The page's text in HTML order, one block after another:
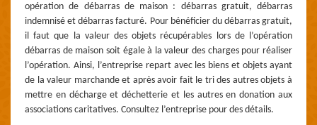
opération de débarras de maison : débarras gratuit, débarras
indemnisé et débarras facturé. Pour bénéficier du débarras gratuit,
il faut que la valeur des objets récupérables lors de l’opération
débarras de maison soit égale à la valeur des charges pour réaliser
l’opération. Ainsi, l’entreprise repart avec les biens et objets ayant
de la valeur marchande et après avoir fait le tri des autres objets à
mettre en décharge et déchetterie et les autres en donation aux
associations caritatives. Consultez l’entreprise pour des détails.